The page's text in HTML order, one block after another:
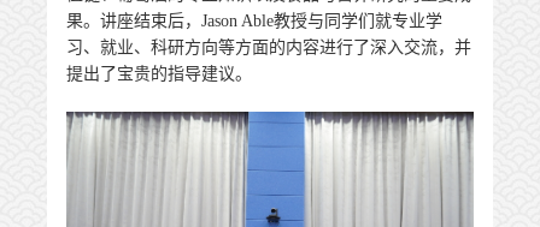
果。讲座结束后， Jason Able教授与同学们就专业学
习、就业、科研方向等方面的内容进行了深入交流，并
提出了宝贵的指导建议。